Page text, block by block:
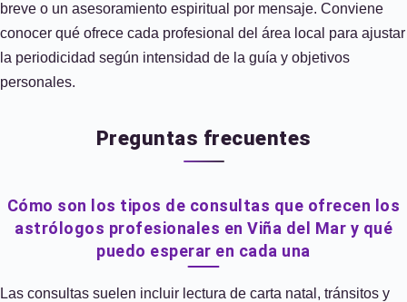
breve o un asesoramiento espiritual por mensaje. Conviene
conocer qué ofrece cada profesional del área local para ajustar
la periodicidad según intensidad de la guía y objetivos
personales.
Preguntas frecuentes
Cómo son los tipos de consultas que ofrecen los
astrólogos profesionales en Viña del Mar y qué
puedo esperar en cada una
Las consultas suelen incluir lectura de carta natal, tránsitos y